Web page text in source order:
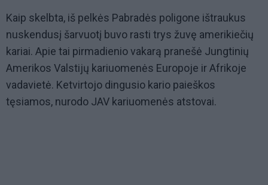
Kaip skelbta, iš pelkės Pabradės poligone ištraukus
nuskendusį šarvuotį buvo rasti trys žuvę amerikiečių
kariai. Apie tai pirmadienio vakarą pranešė Jungtinių
Amerikos Valstijų kariuomenės Europoje ir Afrikoje
vadavietė. Ketvirtojo dingusio kario paieškos
tęsiamos, nurodo JAV kariuomenės atstovai.